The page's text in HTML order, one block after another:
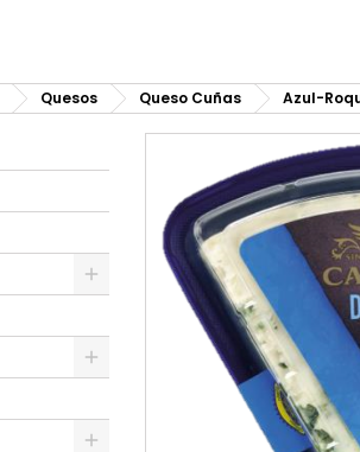
Quesos Queso Cuñas Azul-